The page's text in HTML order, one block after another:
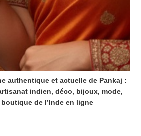
authentique et actuelle de Pankaj :
indien, déco, bijoux, mode,
de l’Inde en ligne